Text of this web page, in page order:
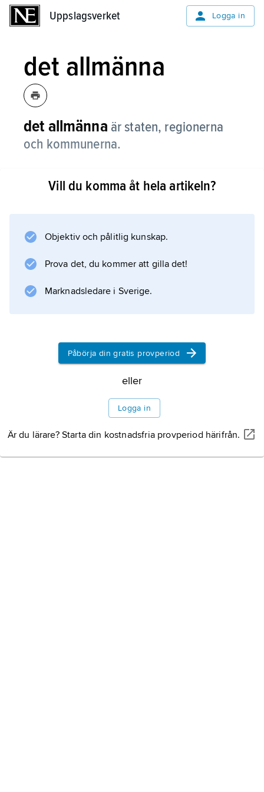
Uppslagsverket Logga in
det allmänna
det allmänna är staten, regionerna
och kommunerna.
Vill du komma åt hela artikeln?
Objektiv och pålitlig kunskap.
Prova det, du kommer att gilla det!
Marknadsledare i Sverige.
Påbörja din gratis provperiod
eller
Logga in
Är du lärare? Starta din kostnadsfria provperiod härifrån.